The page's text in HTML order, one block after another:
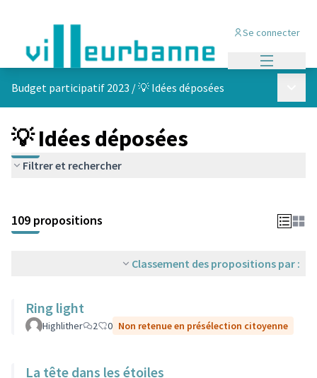
Se connecter
Budget participatif 2023 /💡 Idées déposées
💡 Idées déposées
Filtrer et rechercher
+
−
109 propositions
Classement des propositions par :
Ring light
Highlither 2 0 Non retenue en présélection citoyenne
La tête dans les étoiles